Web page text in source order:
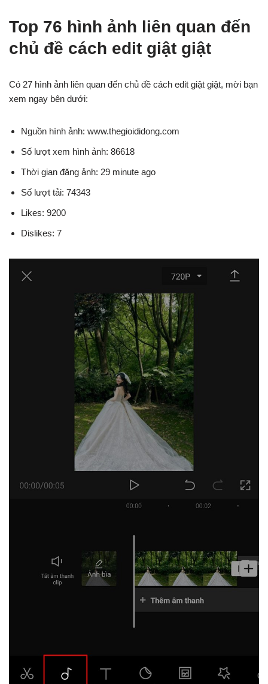
Top 76 hình ảnh liên quan đến
chủ đề cách edit giật giật
Có 27 hình ảnh liên quan đến chủ đề cách edit giật giật, mời bạn
xem ngay bên dưới:
Nguồn hình ảnh: www.thegioididong.com
Số lượt xem hình ảnh: 86618
Thời gian đăng ảnh: 29 minute ago
Số lượt tải: 74343
Likes: 9200
Dislikes: 7